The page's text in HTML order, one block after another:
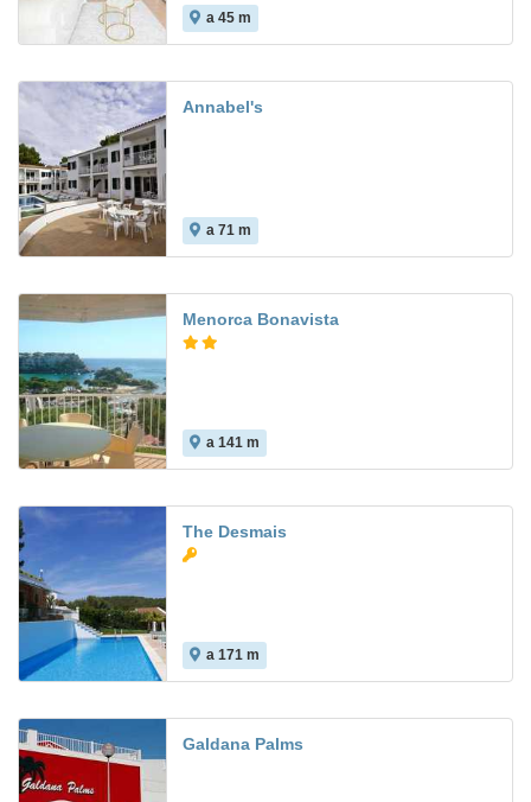
a 45 m
Annabel's
a 71 m
Menorca Bonavista
a 141 m
The Desmais
a 171 m
Galdana Palms